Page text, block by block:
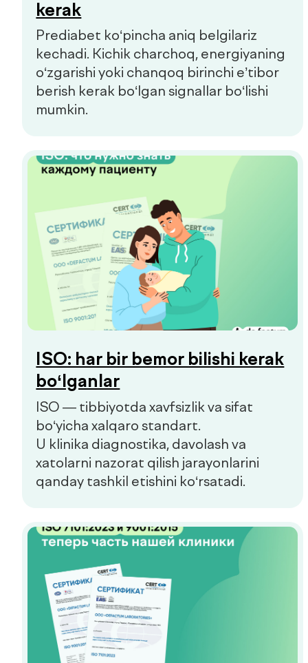
bo‘lganlar
ISO — tibbiyotda xavfsizlik va sifat
bo‘yicha xalqaro standart.
U klinika diagnostika, davolash va
xatolarni nazorat qilish jarayonlarini
qanday tashkil etishini ko‘rsatadi.
Xalqaro ISO standartlari endi
Defactum klinikasining bir
qismidir.
bo‘lishingiz e’tibor, g‘amxo‘rlik va yuqori
darajadagi servis bilan bog‘lanishi uchun
barcha sa’y-harakatlarni qilamiz.
de factum kids
Bolalar uchun barcha tibbiy xizmatlar
bitta klinikada